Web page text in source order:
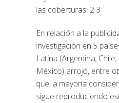
las coberturas. 2 3
En relación a la
investigación en 5
Latina (Argentina,
México) arrojó, entre
que la mayoría
sigue reproduciendo